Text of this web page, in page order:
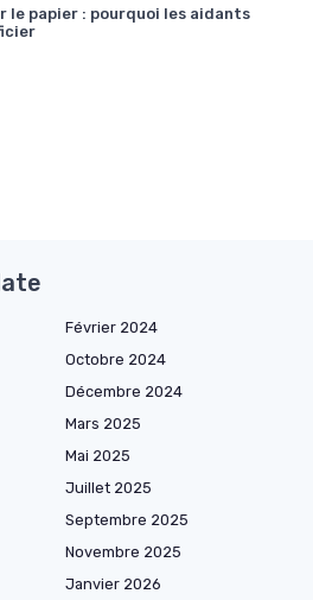
le papier : pourquoi les aidants
Février 2024
Octobre 2024
Décembre 2024
Mars 2025
Mai 2025
Juillet 2025
Septembre 2025
Novembre 2025
Janvier 2026